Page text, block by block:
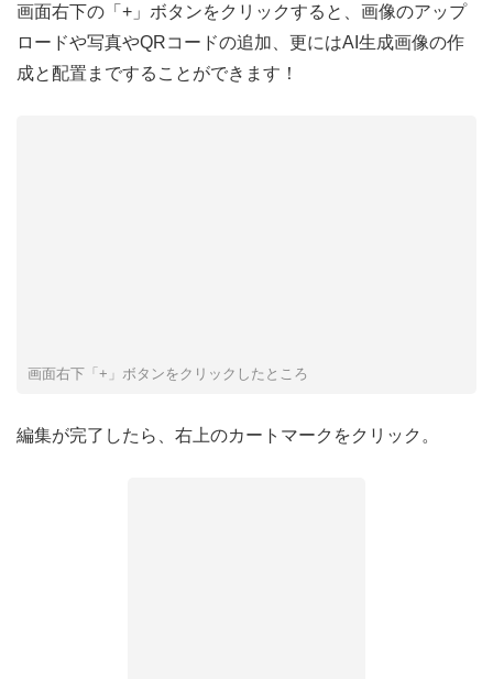
画面右下の「+」ボタンをクリックすると、画像のアップ
ロードや写真やQRコードの追加、更にはAI生成画像の作
成と配置まですることができます！
画面右下「+」ボタンをクリックしたところ
編集が完了したら、右上のカートマークをクリック。